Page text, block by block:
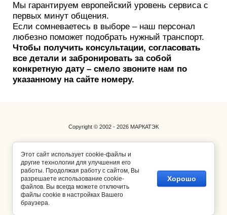
Мы гарантируем европейский уровень сервиса с
первых минут общения.
Если сомневаетесь в выборе – наш персонал
любезно поможет подобрать нужный транспорт.
Чтобы получить консультации, согласовать
все детали и забронировать за собой
конкретную дату – смело звоните нам по
указанному на сайте номеру.
Copyright © 2002 - 2026 МАРКАТЭК
+7 (921) 793-24-91
САНКТ-ПЕТЕРБУРГ, УЛ. РИМСКОГО-КОРСАКОВА Д. 8/18, офис 9
Разработка сайтов пассажирских перевозок
Этот сайт использует cookie-файлы и
другие технологии для улучшения его
работы. Продолжая работу с сайтом, Вы
разрешаете использование cookie-
файлов. Вы всегда можете отключить
файлы cookie в настройках Вашего
браузера.
Хорошо